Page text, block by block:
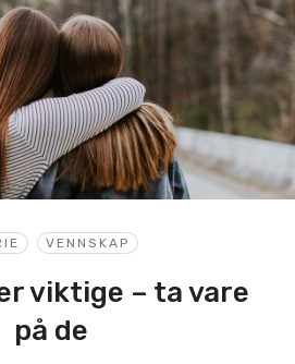
VENNSKAP
viktige – ta vare
på de